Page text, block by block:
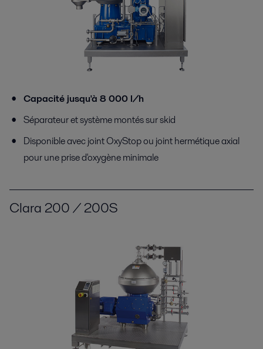
Capacité jusqu'à 8 000 l/h
Séparateur et système montés sur skid
Disponible avec joint OxyStop ou joint hermétique axial
pour une prise d'oxygène minimale
Clara 200 / 200S